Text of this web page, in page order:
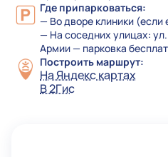
Где припарковаться:
— Во дворе клиники (если
— На соседних улицах:
Армии — парковка
Построить маршрут:
На Яндекс картах
В 2Гис